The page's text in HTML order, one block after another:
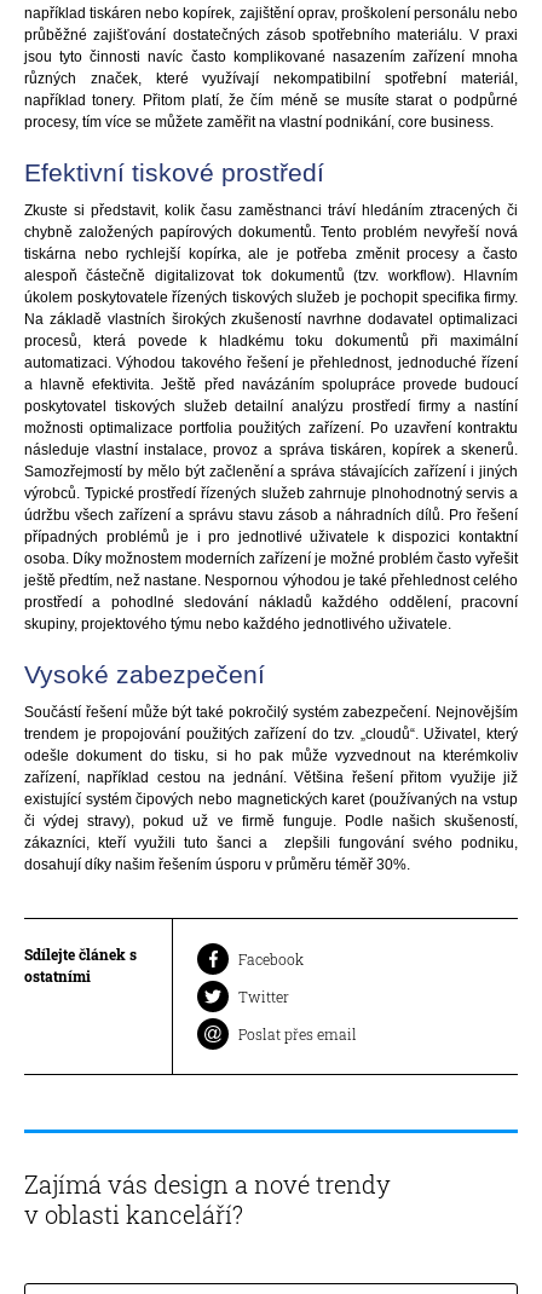
například tiskáren nebo kopírek, zajištění oprav, proškolení personálu nebo
průběžné zajišťování dostatečných zásob spotřebního materiálu. V praxi
jsou tyto činnosti navíc často komplikované nasazením zařízení mnoha
různých značek, které využívají nekompatibilní spotřební materiál,
například tonery. Přitom platí, že čím méně se musíte starat o podpůrné
procesy, tím více se můžete zaměřit na vlastní podnikání, core business.
Efektivní tiskové prostředí
Zkuste si představit, kolik času zaměstnanci tráví hledáním ztracených či
chybně založených papírových dokumentů. Tento problém nevyřeší nová
tiskárna nebo rychlejší kopírka, ale je potřeba změnit procesy a často
alespoň částečně digitalizovat tok dokumentů (tzv. workflow). Hlavním
úkolem poskytovatele řízených tiskových služeb je pochopit specifika firmy.
Na základě vlastních širokých zkušeností navrhne dodavatel optimalizaci
procesů, která povede k hladkému toku dokumentů při maximální
automatizaci. Výhodou takového řešení je přehlednost, jednoduché řízení
a hlavně efektivita. Ještě před navázáním spolupráce provede budoucí
poskytovatel tiskových služeb detailní analýzu prostředí firmy a nastíní
možnosti optimalizace portfolia použitých zařízení. Po uzavření kontraktu
následuje vlastní instalace, provoz a správa tiskáren, kopírek a skenerů.
Samozřejmostí by mělo být začlenění a správa stávajících zařízení i jiných
výrobců. Typické prostředí řízených služeb zahrnuje plnohodnotný servis a
údržbu všech zařízení a správu stavu zásob a náhradních dílů. Pro řešení
případných problémů je i pro jednotlivé uživatele k dispozici kontaktní
osoba. Díky možnostem moderních zařízení je možné problém často vyřešit
ještě předtím, než nastane. Nespornou výhodou je také přehlednost celého
prostředí a pohodlné sledování nákladů každého oddělení, pracovní
skupiny, projektového týmu nebo každého jednotlivého uživatele.
Vysoké zabezpečení
Součástí řešení může být také pokročilý systém zabezpečení. Nejnovějším
trendem je propojování použitých zařízení do tzv. „cloudů“. Uživatel, který
odešle dokument do tisku, si ho pak může vyzvednout na kterémkoliv
zařízení, například cestou na jednání. Většina řešení přitom využije již
existující systém čipových nebo magnetických karet (používaných na vstup
či výdej stravy), pokud už ve firmě funguje. Podle našich skušeností,
zákazníci, kteří využili tuto šanci a zlepšili fungování svého podniku,
dosahují díky našim řešením úsporu v průměru téměř 30%.
Sdílejte článek s
ostatními
Facebook
Twitter
Poslat přes email
Zajímá vás design a nové trendy
v oblasti kanceláří?